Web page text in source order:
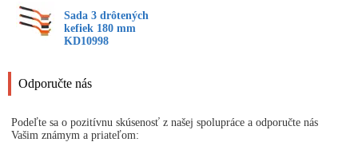
Sada 3 drôtených
kefiek 180 mm
KD10998
Odporučte nás
Podeľte sa o pozitívnu skúsenosť z našej spolupráce a odporučte nás
Vašim známym a priateľom: